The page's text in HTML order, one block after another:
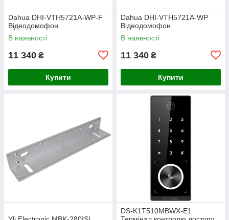
Dahua DHI-VTH5721A-WP-F
Відеодомофон
В наявності
11 340 ₴
Купити
Dahua DHI-VTH5721A-WP
Відеодомофон
В наявності
11 340 ₴
Купити
DS-K1T510MBWX-E1